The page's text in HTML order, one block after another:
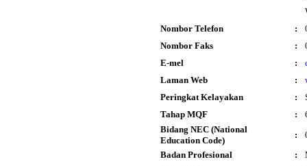
Nombor Telefon
:
Nombor Faks
:
E-mel
:
Laman Web
:
Peringkat Kelayakan
:
Tahap MQF
:
Bidang NEC (National
Education Code)
:
Badan Profesional
: